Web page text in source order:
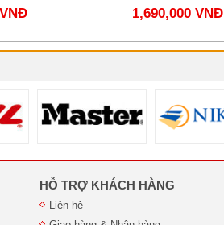
KB1055PRO
1,690,000 VNĐ
HỖ TRỢ KHÁCH HÀNG
Liên hệ